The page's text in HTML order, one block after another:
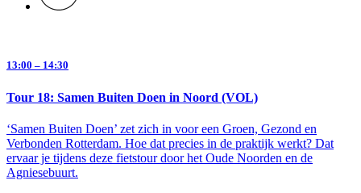
13:00 – 14:30
Tour 18: Samen Buiten Doen in Noord (VOL)
‘Samen Buiten Doen’ zet zich in voor een Groen, Gezond en
Verbonden Rotterdam. Hoe dat precies in de praktijk werkt? Dat
ervaar je tijdens deze fietstour door het Oude Noorden en de
Agniesebuurt.